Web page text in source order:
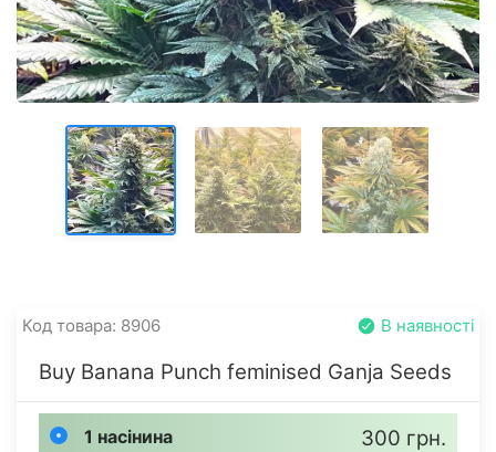
Код товара: 8906 В наявності
Buy Banana Punch feminised Ganja Seeds
1 насінина 300 грн.